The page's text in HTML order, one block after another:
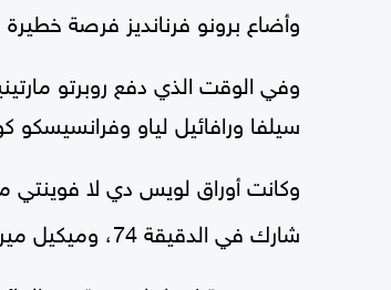
وأضاع برونو فرنانديز فرصة خطيرة
وفي الوقت الذي دفع روبرتو
سيلفا ورافائيل لياو
وكانت أوراق لويس دي لا فوينتي
شارك في الدقيقة 74، وميكيل ميرينو الذي تبعه بعشر دقائق.